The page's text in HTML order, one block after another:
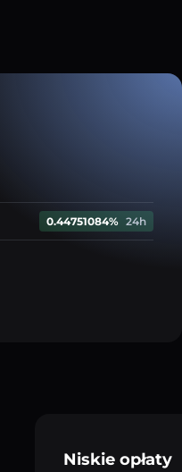
0.44751084% 24h
Niskie opłaty